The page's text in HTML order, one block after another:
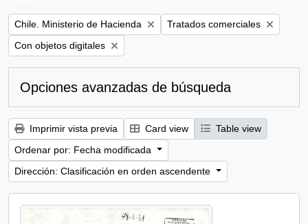
Remove filter:
Chile. Ministerio de Hacienda Remove filter:
Tratados comerciales
Remove filter:
Con objetos digitales
Opciones avanzadas de búsqueda
Imprimir vista previa Card view
Table view
Ordenar por: Fecha modificada
Dirección: Clasificación en orden ascendente